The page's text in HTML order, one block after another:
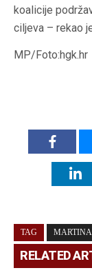
koalicije
ciljeva – rekao
MP/Foto:hgk.hr
TAG
RELATED